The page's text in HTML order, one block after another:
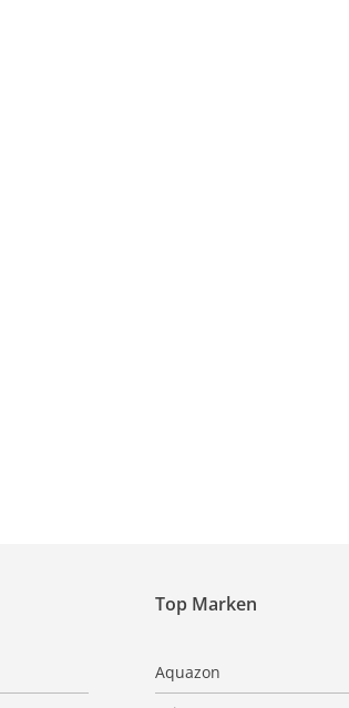
Top Marken
Aquazon